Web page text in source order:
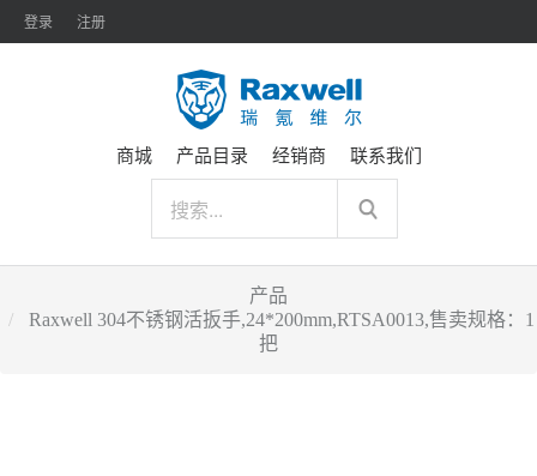
登录 注册
商城 产品目录 经销商 联系我们
产品
Raxwell 304不锈钢活扳手,24*200mm,RTSA0013,售卖规格：1
把